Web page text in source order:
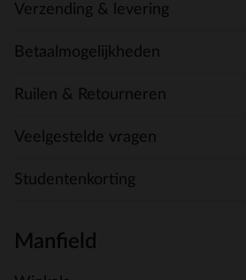
Verzending & levering
Betaalmogelijkheden
Ruilen & Retourneren
Veelgestelde vragen
Studentenkorting
Manfield